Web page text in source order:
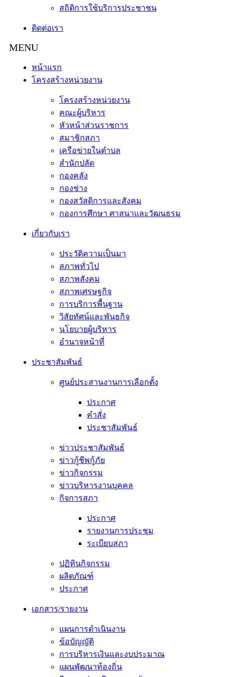
สถิติการใช้บริการประชาชน
ติดต่อเรา
หน้าแรก
โครงสร้างหน่วยงาน
โครงสร้างหน่วยงาน
คณะผู้บริหาร
หัวหน้าส่วนราชการ
สมาชิกสภา
เครือข่ายในตำบล
สำนักปลัด
กองคลัง
กองช่าง
กองสวัสดิการและสังคม
กองการศึกษา ศาสนาและวัฒนธรม
เกี่ยวกับเรา
ประวัติความเป็นมา
สภาพทั่วไป
สภาพสังคม
สภาพเศรษฐกิจ
การบริการพื้นฐาน
วิสัยทัศน์และพันธกิจ
นโยบายผู้บริหาร
อํานาจหน้าที่
ประชาสัมพันธ์
ศูนย์ประสานงานการเลือกตั้ง
ประกาศ
คำสั่ง
ประชาสัมพันธ์
ข่าวประชาสัมพันธ์
ข่าวกู้ชีพกู้ภัย
ข่าวกิจกรรม
ข่าวบริหารงานบุคคล
กิจการสภา
ประกาศ
รายงานการประชุม
ระเบียบสภา
ปฏิทินกิจกรรม
ผลิตภัณฑ์
ประกาศ
เอกสาร/รายงาน
แผนการดำเนินงาน
ข้อบัญญัติ
การบริหารเงินและงบประมาณ
แผนพัฒนาท้องถิ่น